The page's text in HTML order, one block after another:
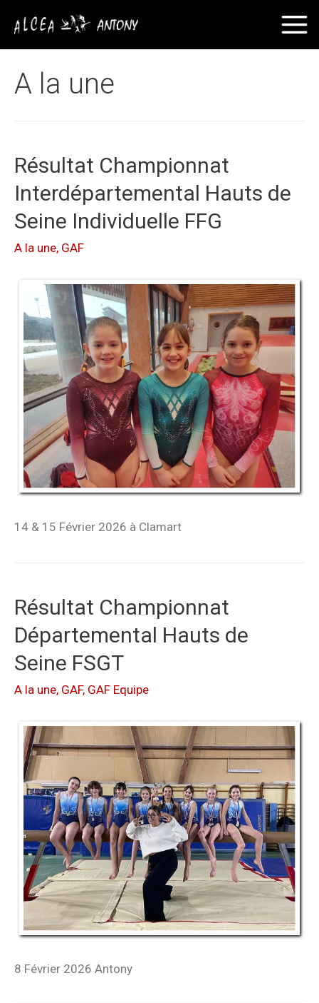
A la une
Résultat Championnat
Interdépartemental Hauts de
Seine Individuelle FFG
A la une, GAF
14 & 15 Février 2026 à Clamart
Résultat Championnat
Départemental Hauts de
Seine FSGT
A la une, GAF, GAF Equipe
8 Février 2026 Antony